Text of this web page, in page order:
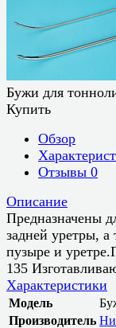
Бужи для
Купить
Обзор
Отзывы 0
Описание
Предназначены
задней уретры,
пузыре и
135
Характеристики
Модель
Производитель